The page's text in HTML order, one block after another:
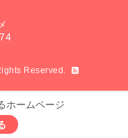
Reserved.
ホームページ